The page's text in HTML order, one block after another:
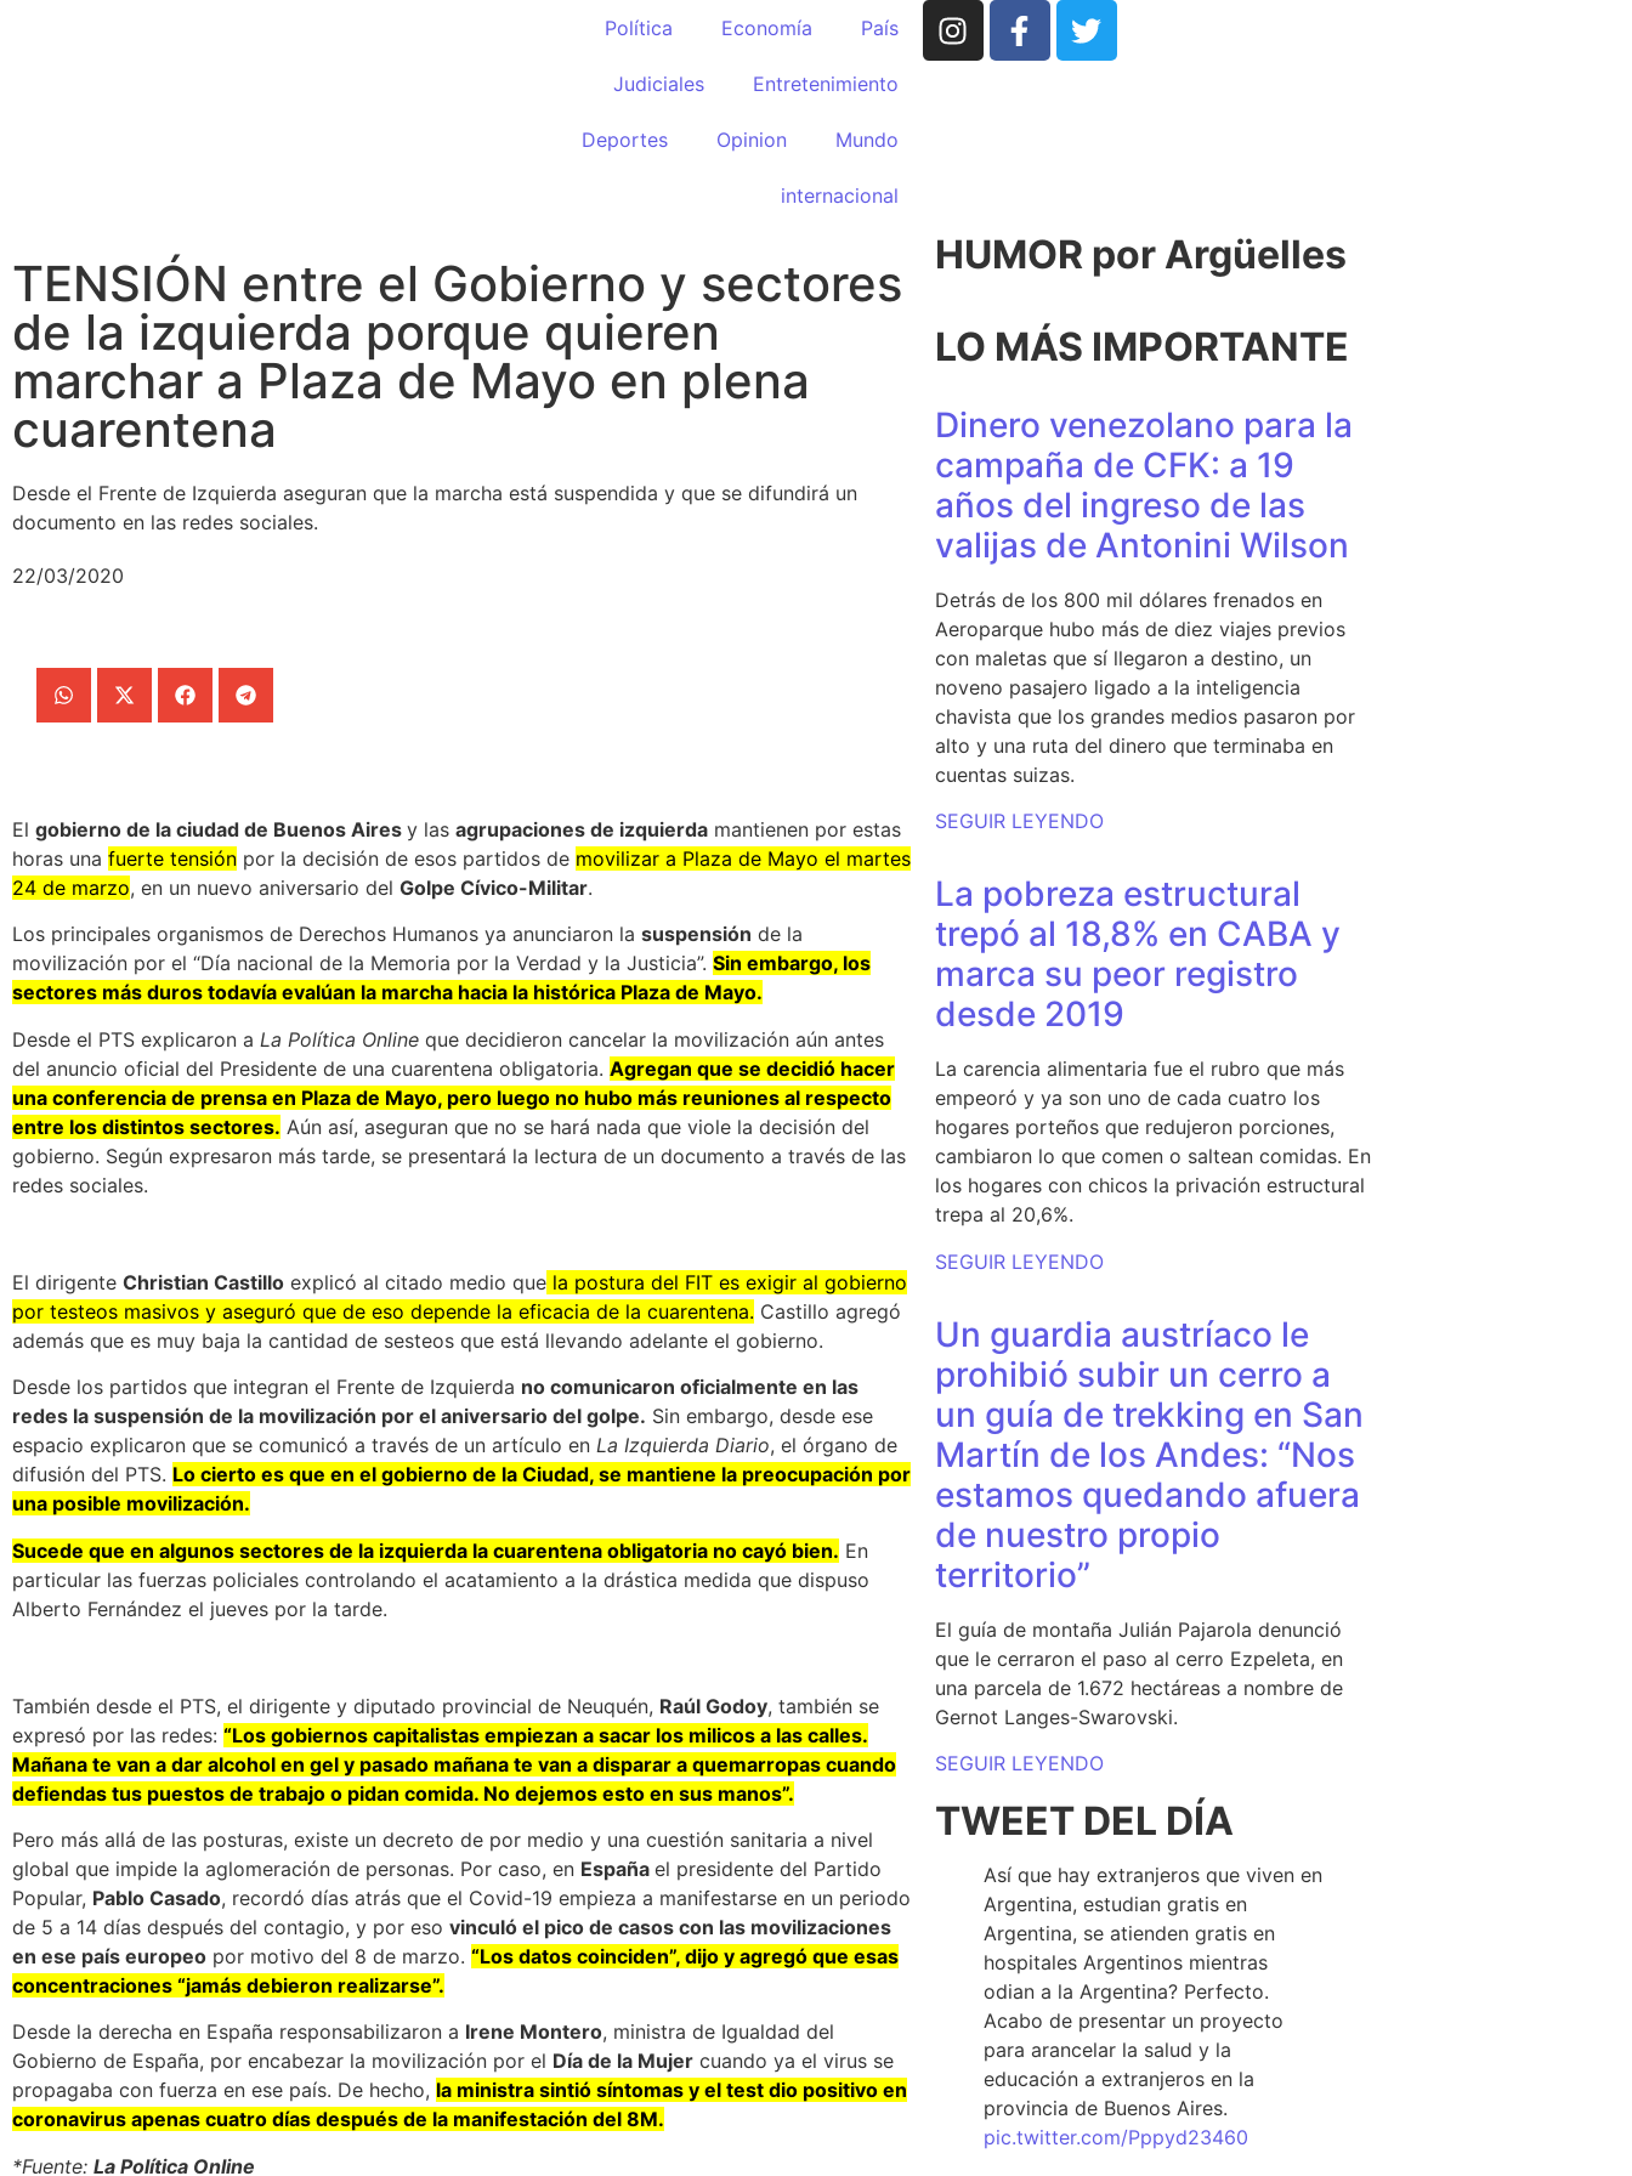
Política Economía País
Judiciales Entretenimiento
Deportes Opinion Mundo
internacional
TENSIÓN entre el Gobierno y sectores
de la izquierda porque quieren
marchar a Plaza de Mayo en plena
cuarentena
Desde el Frente de Izquierda aseguran que la marcha está suspendida y que se difundirá un
documento en las redes sociales.
22/03/2020
El gobierno de la ciudad de Buenos Aires y las agrupaciones de izquierda mantienen por estas
horas una fuerte tensión por la decisión de esos partidos de movilizar a Plaza de Mayo el martes
24 de marzo, en un nuevo aniversario del Golpe Cívico-Militar.
Los principales organismos de Derechos Humanos ya anunciaron la suspensión de la
movilización por el “Día nacional de la Memoria por la Verdad y la Justicia”. Sin embargo, los
sectores más duros todavía evalúan la marcha hacia la histórica Plaza de Mayo.
Desde el PTS explicaron a La Política Online que decidieron cancelar la movilización aún antes
del anuncio oficial del Presidente de una cuarentena obligatoria. Agregan que se decidió hacer
una conferencia de prensa en Plaza de Mayo, pero luego no hubo más reuniones al respecto
entre los distintos sectores. Aún así, aseguran que no se hará nada que viole la decisión del
gobierno. Según expresaron más tarde, se presentará la lectura de un documento a través de las
redes sociales.
El dirigente Christian Castillo explicó al citado medio que la postura del FIT es exigir al gobierno
por testeos masivos y aseguró que de eso depende la eficacia de la cuarentena. Castillo agregó
además que es muy baja la cantidad de sesteos que está llevando adelante el gobierno.
Desde los partidos que integran el Frente de Izquierda no comunicaron oficialmente en las
redes la suspensión de la movilización por el aniversario del golpe. Sin embargo, desde ese
espacio explicaron que se comunicó a través de un artículo en La Izquierda Diario, el órgano de
difusión del PTS. Lo cierto es que en el gobierno de la Ciudad, se mantiene la preocupación por
una posible movilización.
Sucede que en algunos sectores de la izquierda la cuarentena obligatoria no cayó bien. En
particular las fuerzas policiales controlando el acatamiento a la drástica medida que dispuso
Alberto Fernández el jueves por la tarde.
También desde el PTS, el dirigente y diputado provincial de Neuquén, Raúl Godoy, también se
expresó por las redes: “Los gobiernos capitalistas empiezan a sacar los milicos a las calles.
Mañana te van a dar alcohol en gel y pasado mañana te van a disparar a quemarropas cuando
defiendas tus puestos de trabajo o pidan comida. No dejemos esto en sus manos”.
Pero más allá de las posturas, existe un decreto de por medio y una cuestión sanitaria a nivel
global que impide la aglomeración de personas. Por caso, en España el presidente del Partido
Popular, Pablo Casado, recordó días atrás que el Covid-19 empieza a manifestarse en un periodo
de 5 a 14 días después del contagio, y por eso vinculó el pico de casos con las movilizaciones
en ese país europeo por motivo del 8 de marzo. “Los datos coinciden”, dijo y agregó que esas
concentraciones “jamás debieron realizarse”.
Desde la derecha en España responsabilizaron a Irene Montero, ministra de Igualdad del
Gobierno de España, por encabezar la movilización por el Día de la Mujer cuando ya el virus se
propagaba con fuerza en ese país. De hecho, la ministra sintió síntomas y el test dio positivo en
coronavirus apenas cuatro días después de la manifestación del 8M.
*Fuente: La Política Online
HUMOR por Argüelles​
LO MÁS IMPORTANTE
Dinero venezolano para la
campaña de CFK: a 19
años del ingreso de las
valijas de Antonini Wilson
Detrás de los 800 mil dólares frenados en
Aeroparque hubo más de diez viajes previos
con maletas que sí llegaron a destino, un
noveno pasajero ligado a la inteligencia
chavista que los grandes medios pasaron por
alto y una ruta del dinero que terminaba en
cuentas suizas.
SEGUIR LEYENDO
La pobreza estructural
trepó al 18,8% en CABA y
marca su peor registro
desde 2019
La carencia alimentaria fue el rubro que más
empeoró y ya son uno de cada cuatro los
hogares porteños que redujeron porciones,
cambiaron lo que comen o saltean comidas. En
los hogares con chicos la privación estructural
trepa al 20,6%.
SEGUIR LEYENDO
Un guardia austríaco le
prohibió subir un cerro a
un guía de trekking en San
Martín de los Andes: “Nos
estamos quedando afuera
de nuestro propio
territorio”
El guía de montaña Julián Pajarola denunció
que le cerraron el paso al cerro Ezpeleta, en
una parcela de 1.672 hectáreas a nombre de
Gernot Langes-Swarovski.
SEGUIR LEYENDO
TWEET DEL DÍA
Así que hay extranjeros que viven en
Argentina, estudian gratis en
Argentina, se atienden gratis en
hospitales Argentinos mientras
odian a la Argentina? Perfecto.
Acabo de presentar un proyecto
para arancelar la salud y la
educación a extranjeros en la
provincia de Buenos Aires.
pic.twitter.com/Pppyd23460